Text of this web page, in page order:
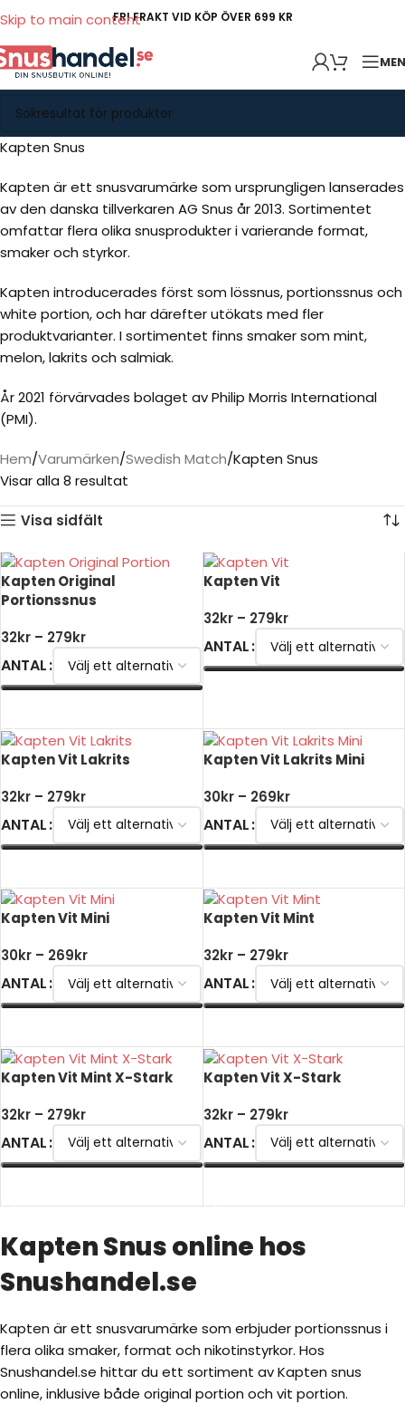
Skip to main contentFRI FRAKT VID KÖP ÖVER 699 KR
Kapten Snus
Kapten är ett snusvarumärke som ursprungligen lanserades
av den danska tillverkaren AG Snus år 2013. Sortimentet
omfattar flera olika snusprodukter i varierande format,
smaker och styrkor.
Kapten introducerades först som lössnus, portionssnus och
white portion, och har därefter utökats med fler
produktvarianter. I sortimentet finns smaker som mint,
melon, lakrits och salmiak.
År 2021 förvärvades bolaget av Philip Morris International
(PMI).
Hem Varumärken Swedish Match Kapten Snus
Visar alla 8 resultat
Visa sidfält
Kapten Original
Portionssnus
32kr – 279kr
ANTAL
Kapten Vit
32kr – 279kr
ANTAL
Kapten Vit Lakrits
32kr – 279kr
ANTAL
Kapten Vit Lakrits Mini
30kr – 269kr
ANTAL
Kapten Vit Mini
30kr – 269kr
ANTAL
Kapten Vit Mint
32kr – 279kr
ANTAL
Kapten Vit Mint X-Stark
32kr – 279kr
ANTAL
Kapten Vit X-Stark
32kr – 279kr
ANTAL
Kapten Snus online hos
Snushandel.se
Kapten är ett snusvarumärke som erbjuder portionssnus i
flera olika smaker, format och nikotinstyrkor. Hos
Snushandel.se hittar du ett sortiment av Kapten snus
online, inklusive både original portion och vit portion.